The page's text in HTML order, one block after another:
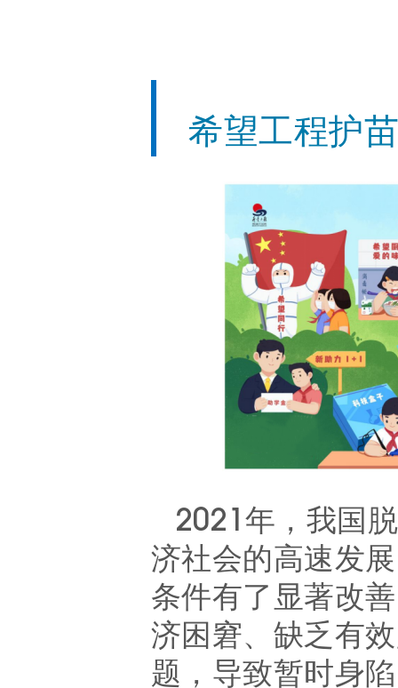
希望工程护
2021年，我国
济社会的高速发
条件有了显著改
济困窘、缺乏有
题，导致暂时身